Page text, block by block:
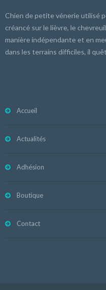
Chien de petite vénerie utilisé
créancé sur le lièvre, le
manière indépendante et en
dans les terrains difficiles, il
Accueil
Actualités
Adhésion
Boutique
Contact